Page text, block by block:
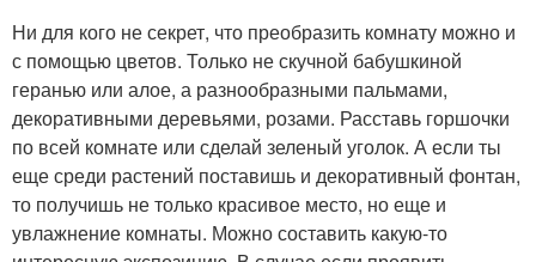
Ни для кого не секрет, что преобразить комнату можно и
с помощью цветов. Только не скучной бабушкиной
геранью или алое, а разнообразными пальмами,
декоративными деревьями, розами. Расставь горшочки
по всей комнате или сделай зеленый уголок. А если ты
еще среди растений поставишь и декоративный фонтан,
то получишь не только красивое место, но еще и
увлажнение комнаты. Можно составить какую-то